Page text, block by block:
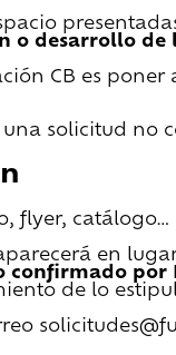
o desarrollo de
CB es
solicitud no
flyer, catálogo…
en
confirmado por
de lo